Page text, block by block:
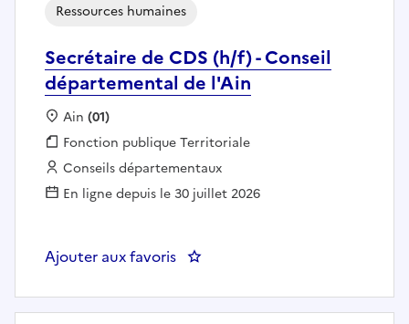
Secrétaire de CDS (h/f) - Conseil
départemental de l'Ain
Ressources humaines
Localisation :
Ain (01)
Fonction publique :
Fonction publique Territoriale
Employeur :
Conseils départementaux
En ligne depuis le 30 juillet 2026
Ajouter aux favoris : Secrétaire de CDS (h/f) -